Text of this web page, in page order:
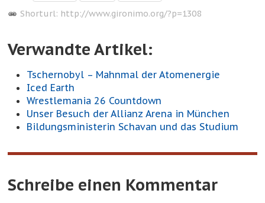
Shorturl: http://www.gironimo.org/?p=1308
Verwandte Artikel:
Tschernobyl – Mahnmal der Atomenergie
Iced Earth
Wrestlemania 26 Countdown
Unser Besuch der Allianz Arena in München
Bildungsministerin Schavan und das Studium
Schreibe einen Kommentar